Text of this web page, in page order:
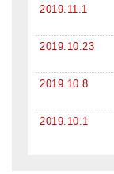
2019.11.1
2019.10.23
2019.10.8
2019.10.1